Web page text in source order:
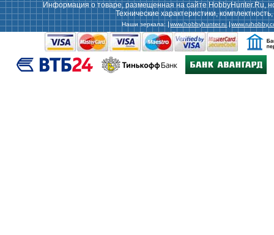
Информация о товаре, размещенная на сайте HobbyHunter.Ru,
Технические характеристики,
Наши зеркала: www.hobbyhunter.ru